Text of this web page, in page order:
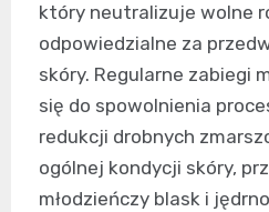
który neutralizuje wolne
odpowiedzialne za
skóry. Regularne zabiegi
się do spowolnienia
redukcji drobnych
ogólnej kondycji skóry,
młodzieńczy blask i